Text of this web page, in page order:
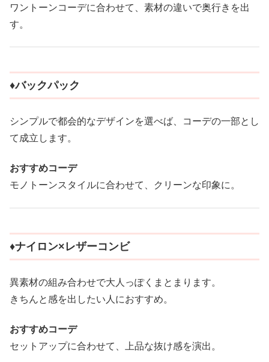
ワントーンコーデに合わせて、素材の違いで奥行きを出
す。
♦︎バックパック
シンプルで都会的なデザインを選べば、コーデの一部とし
て成立します。
おすすめコーデ
モノトーンスタイルに合わせて、クリーンな印象に。
♦︎ナイロン×レザーコンビ
異素材の組み合わせで大人っぽくまとまります。
きちんと感を出したい人におすすめ。
おすすめコーデ
セットアップに合わせて、上品な抜け感を演出。